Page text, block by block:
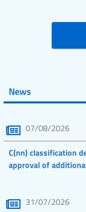
News
07/08/2026
C(nn) classification
approval of
31/07/2026